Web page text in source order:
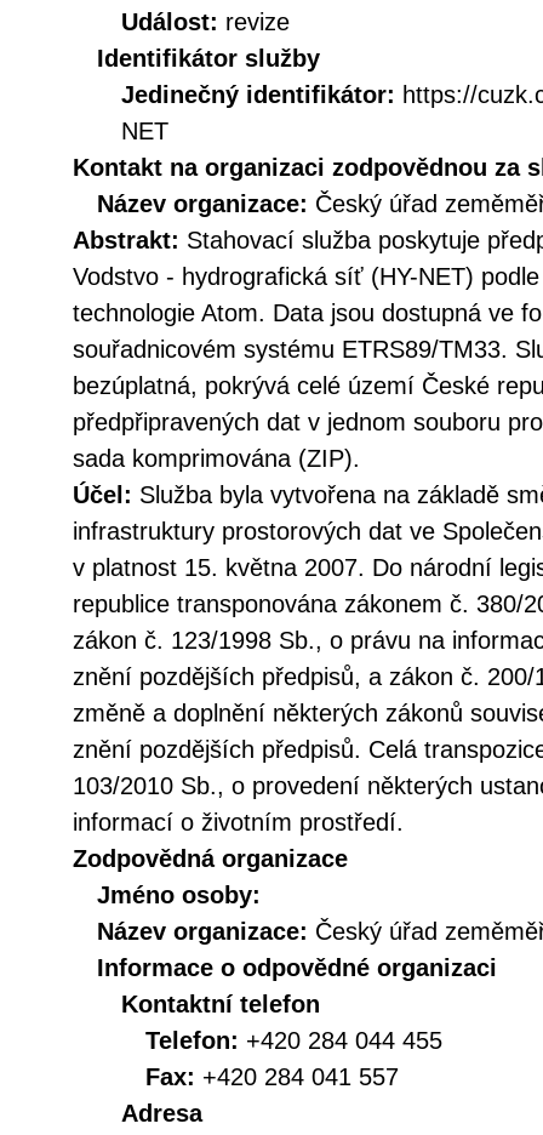
Událost: revize
Identifikátor služby
Jedinečný identifikátor: https://
NET
Kontakt na organizaci zodpovědnou za
Název organizace: Český úřad
Abstrakt: Stahovací služba poskytuje
Vodstvo - hydrografická síť (HY-NET)
technologie Atom. Data jsou dostupná ve
souřadnicovém systému ETRS89/TM33.
bezúplatná, pokrývá celé území České
předpřipravených dat v jednom souboru
sada komprimována (ZIP).
Účel: Služba byla vytvořena na základě
infrastruktury prostorových dat ve
v platnost 15. května 2007. Do národní
republice transponována zákonem č. 380/
zákon č. 123/1998 Sb., o právu na
znění pozdějších předpisů, a zákon č.
změně a doplnění některých zákonů
znění pozdějších předpisů. Celá
103/2010 Sb., o provedení některých
informací o životním prostředí.
Zodpovědná organizace
Jméno osoby:
Název organizace: Český úřad
Informace o odpovědné organizaci
Kontaktní telefon
Telefon: +420 284 044 455
Fax: +420 284 041 557
Adresa